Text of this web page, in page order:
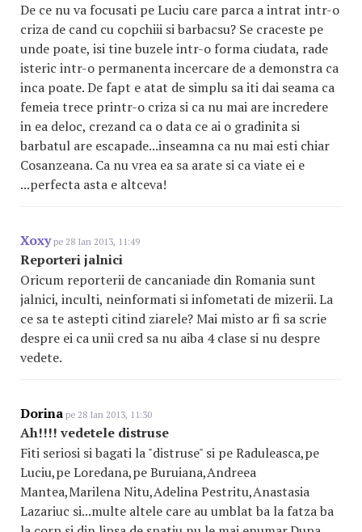
De ce nu va focusati pe Luciu care parca a intrat intr-o
criza de cand cu copchiii si barbacsu? Se craceste pe
unde poate, isi tine buzele intr-o forma ciudata, rade
isteric intr-o permanenta incercare de a demonstra ca
inca poate. De fapt e atat de simplu sa iti dai seama ca
femeia trece printr-o criza si ca nu mai are incredere
in ea deloc, crezand ca o data ce ai o gradinita si
barbatul are escapade...inseamna ca nu mai esti chiar
Cosanzeana. Ca nu vrea ea sa arate si ca viate ei e
...perfecta asta e altceva!
Xoxype 28 Ian 2013, 11:49
Reporteri jalnici
Oricum reporterii de cancaniade din Romania sunt
jalnici, inculti, neinformati si infometati de mizerii. La
ce sa te astepti citind ziarele? Mai misto ar fi sa scrie
despre ei ca unii cred sa nu aiba 4 clase si nu despre
vedete.
Dorina pe 28 Ian 2013, 11:30
Ah!!!! vedetele distruse
Fiti seriosi si bagati la "distruse" si pe Raduleasca,pe
Luciu,pe Loredana,pe Buruiana,Andreea
Mantea,Marilena Nitu,Adelina Pestritu,Anastasia
Lazariuc si...multe altele care au umblat ba la fatza ba